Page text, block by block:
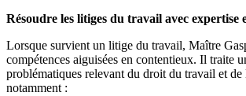
Résoudre les litiges du travail avec expertise
Lorsque survient un litige du travail, Maître
compétences aiguisées en contentieux. Il traite
problématiques relevant du droit du travail et de
notamment :